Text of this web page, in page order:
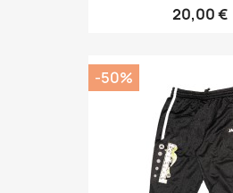
20,00 €
-50%